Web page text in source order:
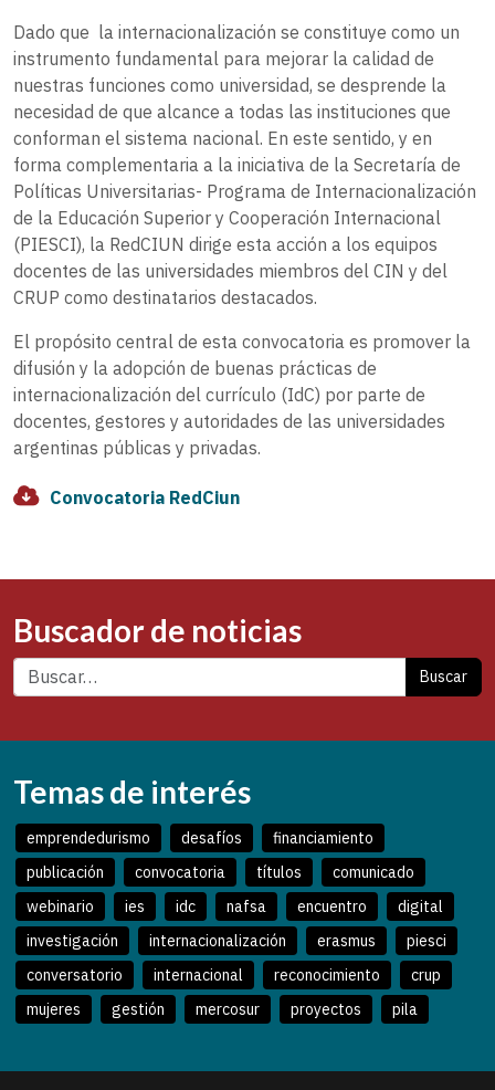
Dado que la internacionalización se constituye como un
instrumento fundamental para mejorar la calidad de
nuestras funciones como universidad, se desprende la
necesidad de que alcance a todas las instituciones que
conforman el sistema nacional. En este sentido, y en
forma complementaria a la iniciativa de la Secretaría de
Políticas Universitarias- Programa de Internacionalización
de la Educación Superior y Cooperación Internacional
(PIESCI), la RedCIUN dirige esta acción a los equipos
docentes de las universidades miembros del CIN y del
CRUP como destinatarios destacados.
El propósito central de esta convocatoria es promover la
difusión y la adopción de buenas prácticas de
internacionalización del currículo (IdC) por parte de
docentes, gestores y autoridades de las universidades
argentinas públicas y privadas.
Convocatoria RedCiun
Buscador de noticias
Buscar
Temas de interés
emprendedurismo desafíos
financiamiento
publicación
convocatoria títulos
comunicado
webinario
ies idc nafsa encuentro
digital
investigación
internacionalización erasmus
piesci
conversatorio
internacional reconocimiento
crup
mujeres
gestión mercosur proyectos pila